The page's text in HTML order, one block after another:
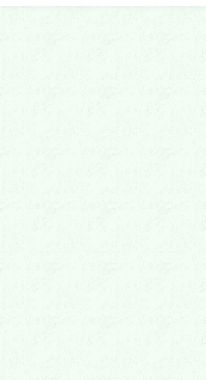
はどうすべき？